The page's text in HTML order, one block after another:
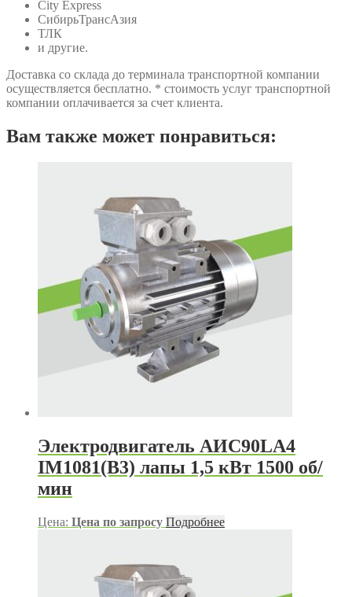
City Express
СибирьТрансАзия
ТЛК
и другие.
Доставка со склада до терминала транспортной компании
осуществляется бесплатно. * стоимость услуг транспортной
компании оплачивается за счет клиента.
Вам также может понравиться:
Электродвигатель АИС90LА4
IM1081(B3) лапы 1,5 кВт 1500 об/
мин
Цена: Цена по запросу Подробнее